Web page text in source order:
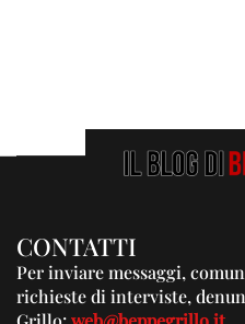
CONTATTI
Per inviare messaggi,
richieste di interviste,